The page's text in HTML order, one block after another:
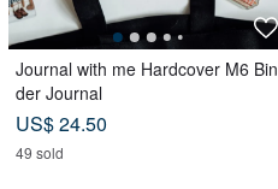
Journal with me Hardcover M6 Bin
der Journal
US$ 24.50
49 sold